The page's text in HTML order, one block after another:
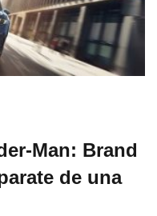
Man: Brand
de una